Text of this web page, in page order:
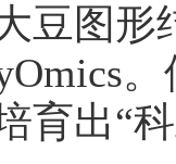
豆图形
育出“